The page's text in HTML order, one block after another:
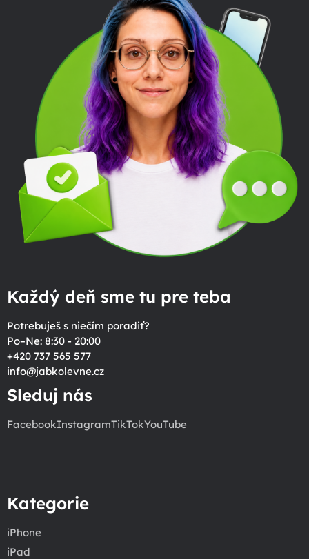
Každý deň sme tu pre teba
Potrebuješ s niečím poradiť?
Po–Ne: 8:30 - 20:00
+420 737 565 577
info@jabkolevne.cz
Sleduj nás
FacebookInstagramTikTokYouTube
Kategorie
iPhone
iPad